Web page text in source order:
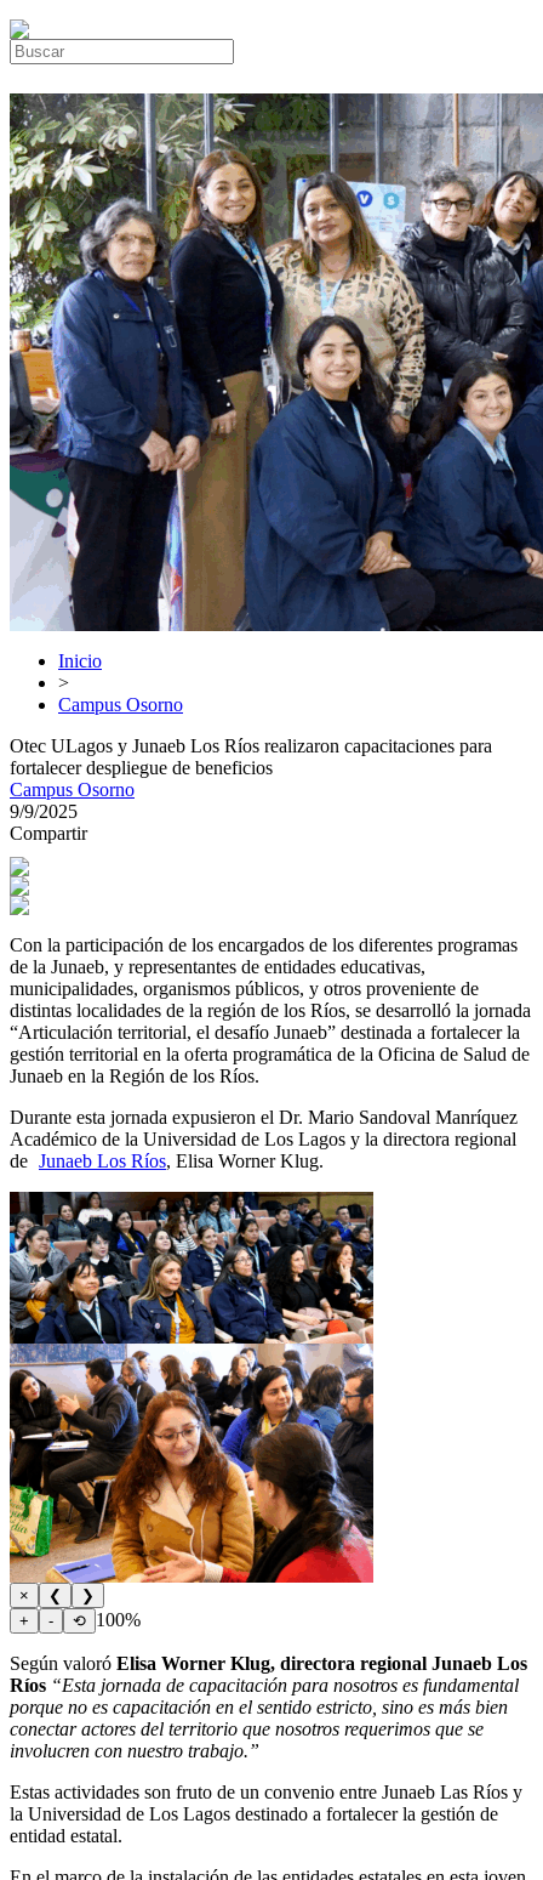
Inicio
>
Campus Osorno
Otec ULagos y Junaeb Los Ríos realizaron capacitaciones para
fortalecer despliegue de beneficios
Campus Osorno
9/9/2025
Compartir
Con la participación de los encargados de los diferentes programas
de la Junaeb, y representantes de entidades educativas,
municipalidades, organismos públicos, y otros proveniente de
distintas localidades de la región de los Ríos, se desarrolló la jornada
“Articulación territorial, el desafío Junaeb” destinada a fortalecer la
gestión territorial en la oferta programática de la Oficina de Salud de
Junaeb en la Región de los Ríos.
Durante esta jornada expusieron el Dr. Mario Sandoval Manríquez
Académico de la Universidad de Los Lagos y la directora regional
de Junaeb Los Ríos, Elisa Worner Klug.
× ❮
❯
+
- ⟲ 100%
Según valoró Elisa Worner Klug, directora regional Junaeb Los
Ríos “Esta jornada de capacitación para nosotros es fundamental
porque no es capacitación en el sentido estricto, sino es más bien
conectar actores del territorio que nosotros requerimos que se
involucren con nuestro trabajo.”
Estas actividades son fruto de un convenio entre Junaeb Las Ríos y
la Universidad de Los Lagos destinado a fortalecer la gestión de
entidad estatal.